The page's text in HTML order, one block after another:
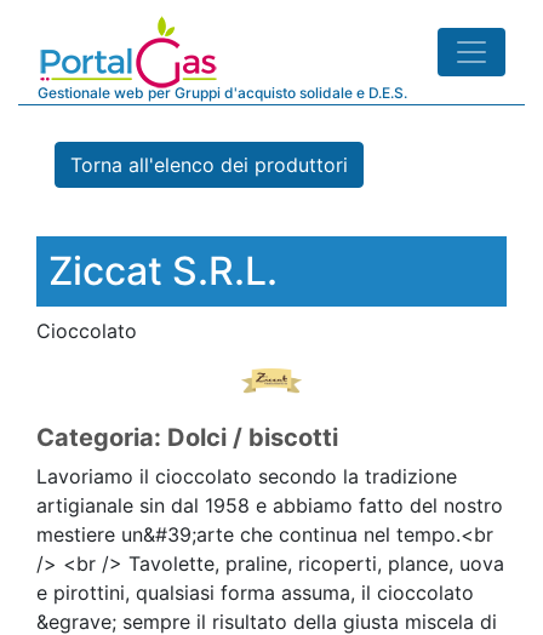
Gestionale web per Gruppi d'acquisto solidale e D.E.S.
Torna all'elenco dei produttori
Ziccat S.r.l.
Cioccolato
Categoria: Dolci / biscotti
Lavoriamo il cioccolato secondo la tradizione
artigianale sin dal 1958 e abbiamo fatto del nostro
mestiere un&#39;arte che continua nel tempo.<br
/> <br /> Tavolette, praline, ricoperti, plance, uova
e pirottini, qualsiasi forma assuma, il cioccolato
&egrave; sempre il risultato della giusta miscela di